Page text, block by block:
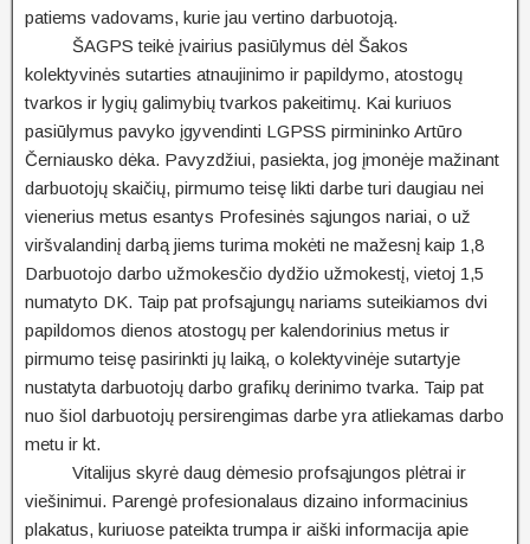
patiems vadovams, kurie jau vertino darbuotoją.
ŠAGPS teikė įvairius pasiūlymus dėl Šakos
kolektyvinės sutarties atnaujinimo ir papildymo, atostogų
tvarkos ir lygių galimybių tvarkos pakeitimų. Kai kuriuos
pasiūlymus pavyko įgyvendinti LGPSS pirmininko Artūro
Černiausko dėka. Pavyzdžiui, pasiekta, jog įmonėje mažinant
darbuotojų skaičių, pirmumo teisę likti darbe turi daugiau nei
vienerius metus esantys Profesinės sąjungos nariai, o už
viršvalandinį darbą jiems turima mokėti ne mažesnį kaip 1,8
Darbuotojo darbo užmokesčio dydžio užmokestį, vietoj 1,5
numatyto DK. Taip pat profsąjungų nariams suteikiamos dvi
papildomos dienos atostogų per kalendorinius metus ir
pirmumo teisę pasirinkti jų laiką, o kolektyvinėje sutartyje
nustatyta darbuotojų darbo grafikų derinimo tvarka. Taip pat
nuo šiol darbuotojų persirengimas darbe yra atliekamas darbo
metu ir kt.
Vitalijus skyrė daug dėmesio profsąjungos plėtrai ir
viešinimui. Parengė profesionalaus dizaino informacinius
plakatus, kuriuose pateikta trumpa ir aiški informacija apie